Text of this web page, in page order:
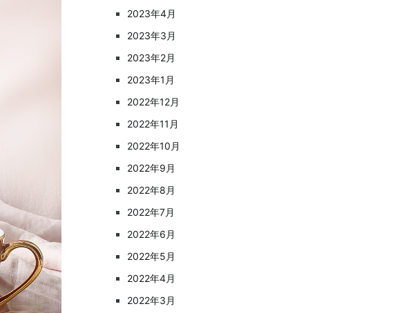
2023年4月
2023年3月
2023年2月
2023年1月
2022年12月
2022年11月
2022年10月
2022年9月
2022年8月
2022年7月
2022年6月
2022年5月
2022年4月
2022年3月